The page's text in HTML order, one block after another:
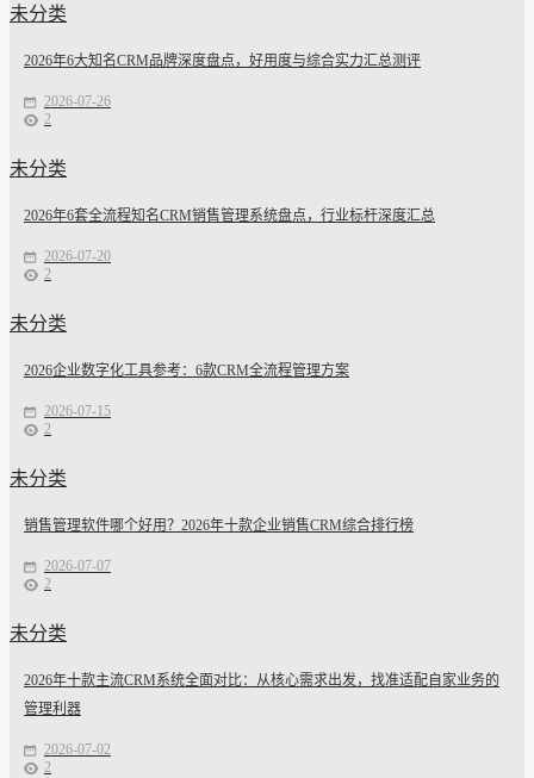
未分类
2026年6大知名CRM品牌深度盘点，好用度与综合实力汇总测评
2026-07-26
2
未分类
2026年6套全流程知名CRM销售管理系统盘点，行业标杆深度汇总
2026-07-20
2
未分类
2026企业数字化工具参考：6款CRM全流程管理方案
2026-07-15
2
未分类
销售管理软件哪个好用？2026年十款企业销售CRM综合排行榜
2026-07-07
2
未分类
2026年十款主流CRM系统全面对比：从核心需求出发，找准适配自家业务的
管理利器
2026-07-02
2